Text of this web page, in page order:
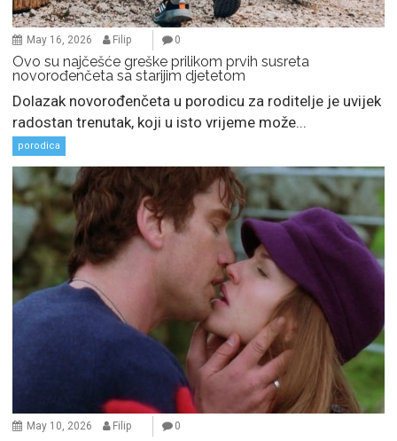
May 16, 2026 Filip 0
Ovo su najčešće greške prilikom prvih susreta
novorođenčeta sa starijim djetetom
Dolazak novorođenčeta u porodicu za roditelje je uvijek
radostan trenutak, koji u isto vrijeme može...
porodica
May 10, 2026 Filip 0